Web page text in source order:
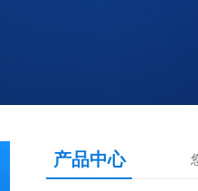
产品中心